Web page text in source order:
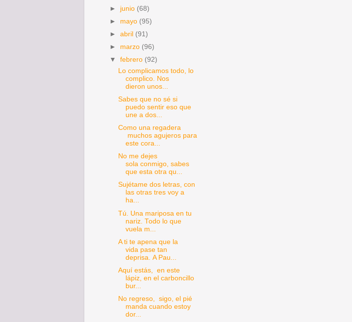
► junio (68)
► mayo (95)
►abril (91)
► marzo (96)
▼febrero (92)
Lo complicamos todo, lo
complico. Nos
dieron unos...
Sabes que no sé si
puedo sentir eso que
une a dos...
Como una regadera
muchos agujeros para
este cora...
No me dejes
sola conmigo, sabes
que esta otra qu...
Sujétame dos letras, con
las otras tres voy a
ha...
Tú. Una mariposa en tu
nariz. Todo lo que
vuela m...
A ti te apena que la
vida pase tan
deprisa. A Pau...
Aquí estás, en este
lápiz, en el carboncillo
bur...
No regreso, sigo, el pié
manda cuando estoy
dor...